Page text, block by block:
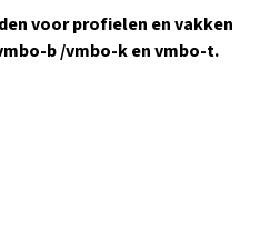
voor profielen en vakken
b /vmbo-k en vmbo-t.